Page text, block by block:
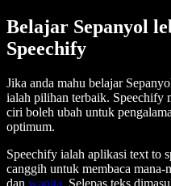
Belajar Sepanyol
Speechify
Jika anda mahu belajar
ialah pilihan terbaik. Speechify
ciri boleh ubah untuk
optimum.
Speechify ialah aplikasi text to
canggih untuk membaca mana-
dan wanita. Selepas teks